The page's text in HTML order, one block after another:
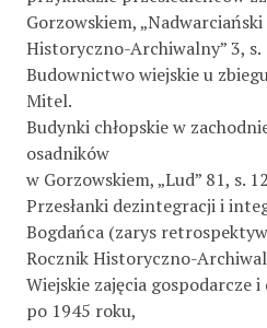
Gorzowskiem,
Historyczno-Archiwalny” 3, s.
Budownictwo wiejskie u
Mitel.
Budynki chłopskie w
osadników
w Gorzowskiem, „Lud” 81, s.
Przesłanki dezintegracji i
Bogdańca (zarys
Rocznik Historyczno-
Wiejskie zajęcia gospodarcze
po 1945 roku,